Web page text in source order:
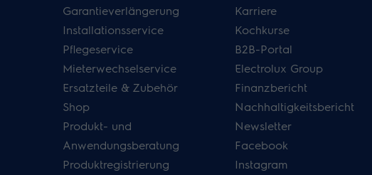
Garantieverlängerung
Installationsservice
Pflegeservice
Mieterwechselservice
Ersatzteile & Zubehör
Shop
Produkt- und
Anwendungsberatung
Produktregistrierung
Karriere
Kochkurse
B2B-Portal
Electrolux Group
Finanzbericht
Nachhaltigkeitsbericht
Newsletter
Facebook
Instagram